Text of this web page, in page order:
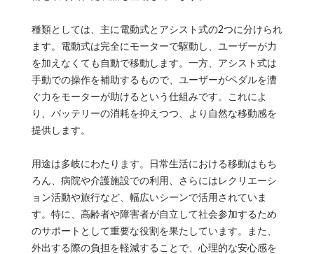
種類としては、主に電動式とアシスト式の2つに分けられ
ます。電動式は完全にモーターで駆動し、ユーザーが力
を加えなくても自動で移動します。一方、アシスト式は
手動での操作を補助するもので、ユーザーがペダルを漕
ぐ力をモーターが助けるという仕組みです。これによ
り、バッテリーの消耗を抑えつつ、より自然な移動感を
提供します。
用途は多岐にわたります。日常生活における移動はもち
ろん、病院や介護施設での利用、さらにはレクリエーシ
ョン活動や旅行など、幅広いシーンで活用されていま
す。特に、高齢者や障害者が自立して社会参加するため
のサポートとして重要な役割を果たしています。また、
外出する際の負担を軽減することで、心理的な安心感を